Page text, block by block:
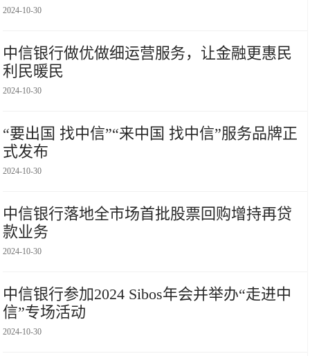
2024-10-30
中信银行做优做细运营服务，让金融更惠民
利民暖民
2024-10-30
“要出国 找中信”“来中国 找中信”服务品牌正
式发布
2024-10-30
中信银行落地全市场首批股票回购增持再贷
款业务
2024-10-30
中信银行参加2024 Sibos年会并举办“走进中
信”专场活动
2024-10-30